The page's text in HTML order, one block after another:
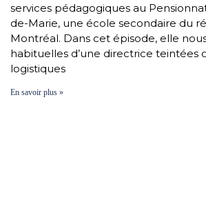
services pédagogiques au
de-Marie, une école secondaire du
Montréal. Dans cet épisode, elle
habituelles d’une directrice teintées
logistiques
En savoir plus »